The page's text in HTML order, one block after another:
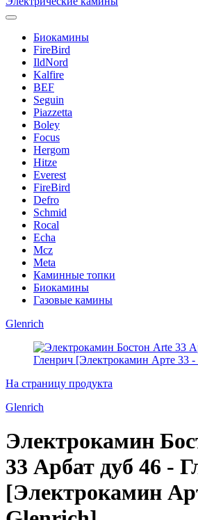
Биокамины
FireBird
IldNord
Kalfire
BEF
Seguin
Piazzetta
Boley
Focus
Hergom
Hitze
Everest
FireBird
Defro
Schmid
Rocal
Echa
Mcz
Meta
Каминные топки
Биокамины
Газовые камины
Glenrich
На страницу продукта
Glenrich
Электрокамин
33 Арбат дуб 46 -
[Электрокамин